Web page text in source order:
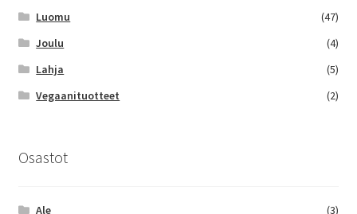
Luomu
(47)
Joulu
(4)
Lahja
(5)
Vegaanituotteet
(2)
Osastot
Ale
(3)